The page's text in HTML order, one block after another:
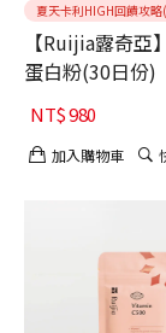
夏天卡利HIGH回饋攻
【Ruijia露奇亞
蛋白粉(30日份)
NT$980
加入購物車